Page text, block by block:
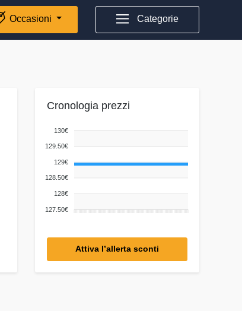
Occasioni Categorie
Cronologia prezzi
130€
129.50€
129€
128.50€
128€
127.50€
Attiva l’allerta sconti